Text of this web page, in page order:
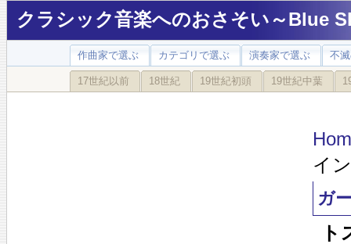
クラシック音楽へのおさそい～Blue
作曲家で選ぶ カテゴリで選ぶ 演奏家で選ぶ 不
17世紀以前 18世紀 19世紀初頭 19世紀中葉
イ
ガ